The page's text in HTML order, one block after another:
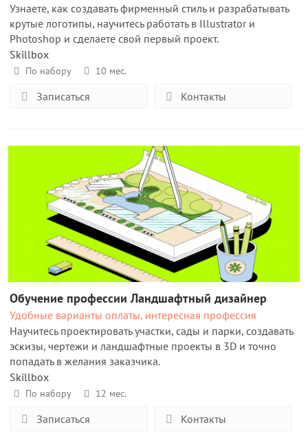
Узнаете, как создавать фирменный стиль и разрабатывать
крутые логотипы, научитесь работать в Illustrator и
Photoshop и сделаете свой первый проект.
Skillbox
По набору 10 мес.
Записаться Контакты
Обучение профессии Ландшафтный дизайнер
Удобные варианты оплаты, интересная профессия
Научитесь проектировать участки, сады и парки, создавать
эскизы, чертежи и ландшафтные проекты в 3D и точно
попадать в желания заказчика.
Skillbox
По набору 12 мес.
Записаться Контакты